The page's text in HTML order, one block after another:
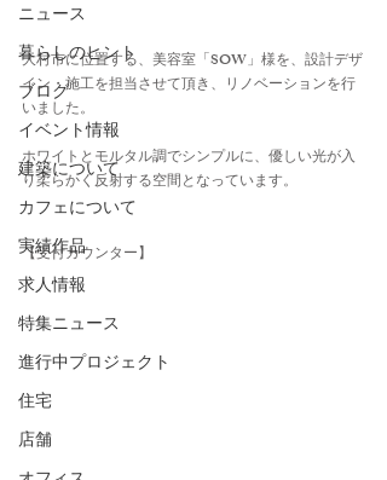
ニュース
暮らしのヒント
ブログ
イベント情報
建築について
カフェについて
実績作品
求人情報
特集ニュース
進行中プロジェクト
住宅
店舗
大村市に位置する、美容室「SOW」様を、設計デザ
イン・施工を担当させて頂き、リノベーションを行
いました。
ホワイトとモルタル調でシンプルに、優しい光が入
り柔らかく反射する空間となっています。
【受付カウンター】